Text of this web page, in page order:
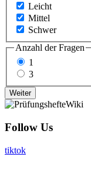
Leicht
Mittel
Schwer
Anzahl der Fragen
1
3
Follow Us
tiktok